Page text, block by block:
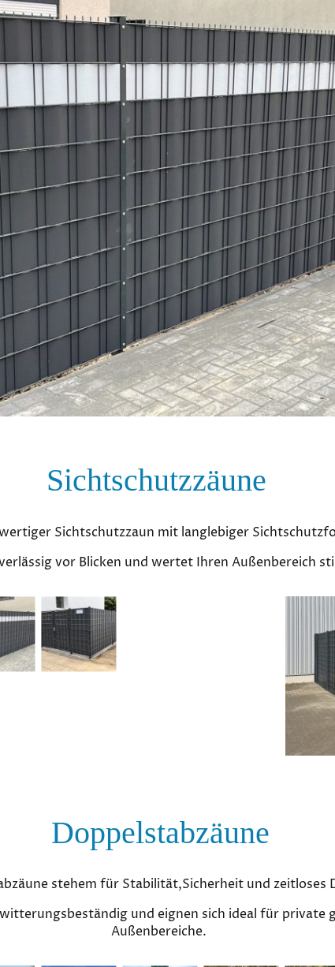
Sichtschutzzäune
Sichtschutzzaun mit langlebiger
vor Blicken und wertet Ihren Außenbereich
Doppelstabzäune
stehem für Stabilität,Sicherheit und zeitloses
und eignen sich ideal für private
Außenbereiche.